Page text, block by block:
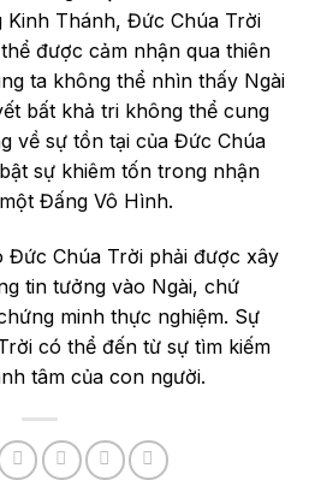
Kinh Thánh, Đức Chúa Trời
được cảm nhận qua thiên
ta không thể nhìn thấy Ngài
bất khả tri không thể cung
về sự tồn tại của Đức Chúa
sự khiêm tốn trong nhận
Đấng Vô Hình.
Đức Chúa Trời phải được xây
tin tưởng vào Ngài, chứ
minh thực nghiệm. Sự
có thể đến từ sự tìm kiếm
tâm của con người.